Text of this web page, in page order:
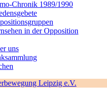
Chronik 1989/1990
in der Opposition
uns